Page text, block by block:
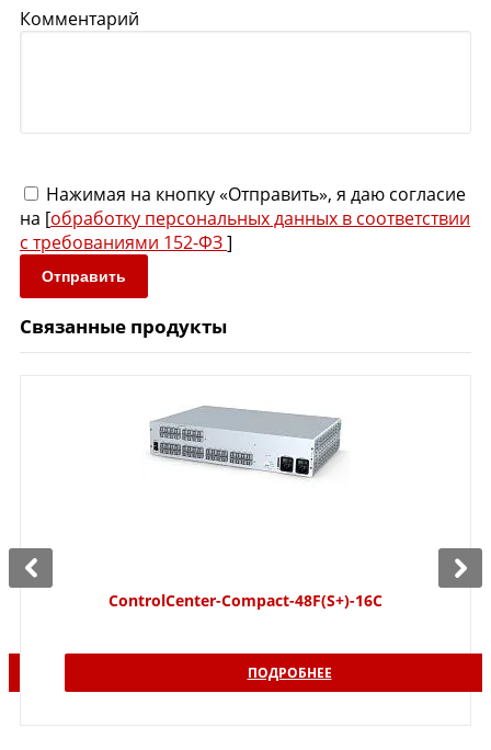
Комментарий
Нажимая на кнопку «Отправить», я даю согласие
на [обработку персональных данных в соответствии
с требованиями 152-ФЗ]
Отправить
Связанные продукты
ControlCenter-Compact-48F(S+)-16C
ПОДРОБНЕЕ